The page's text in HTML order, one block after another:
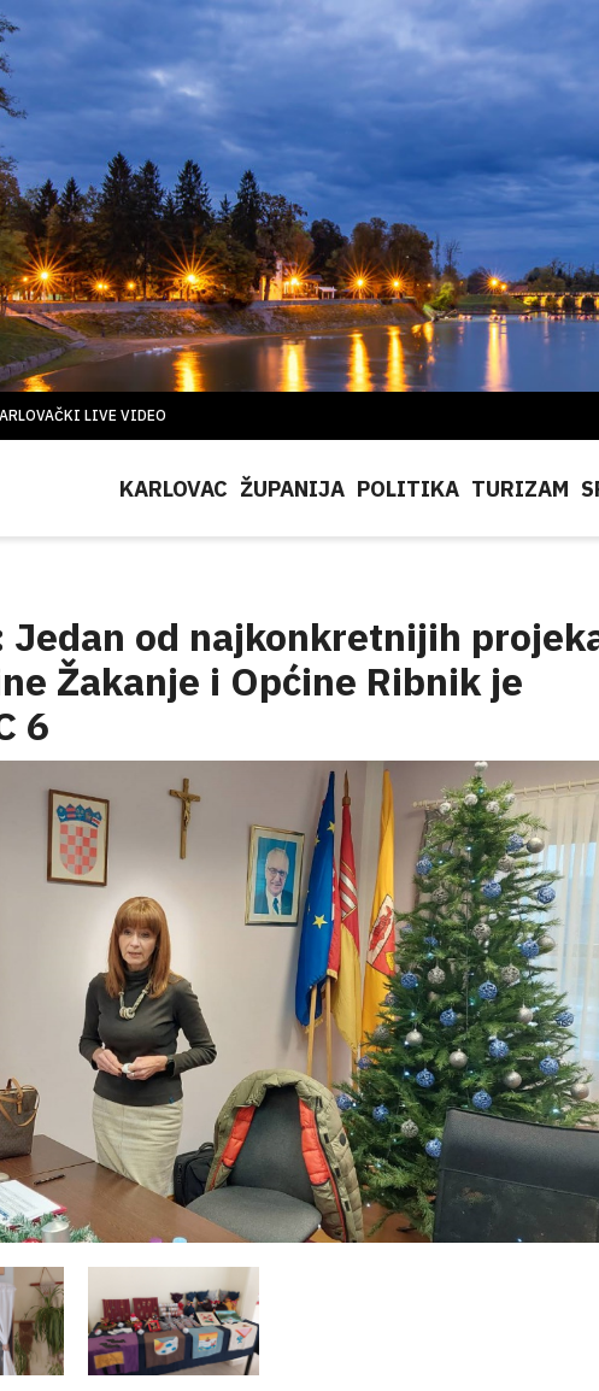
LIVE VIDEO
KARLOVAC ŽUPANIJA POLITIKA TURIZAM
Jedan od najkonkretnijih
Žakanje i Općine Ribnik je
6